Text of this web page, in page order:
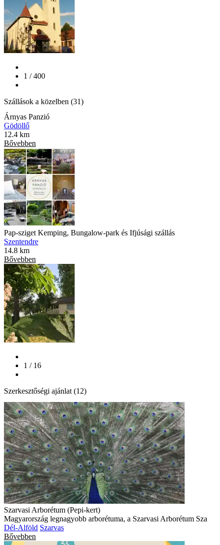
1 / 400
Szállások a közelben (31)
Árnyas Panzió
Gödöllő
12.4 km
Bővebben
Pap-sziget Kemping, Bungalow-park és Ifjúsági szállás
Szentendre
14.8 km
Bővebben
1 / 16
Szerkesztőségi ajánlat (12)
Szarvasi Arborétum (Pepi-kert)
Magyarország legnagyobb arborétuma, a Szarvasi Arborétum Sza
Dél-Alföld Szarvas
Bővebben